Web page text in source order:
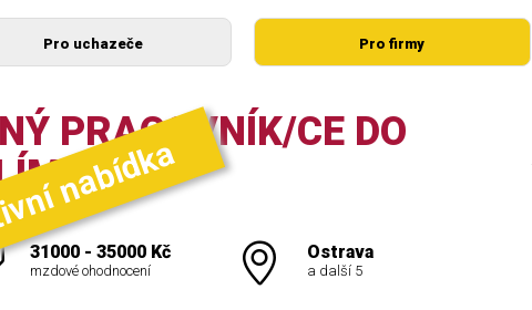
Pro uchazeče Pro firmy
PRACOVNÍK/CE DO
nabídka
31000 - 35000 Kč
mzdové ohodnocení
Ostrava
a další 5